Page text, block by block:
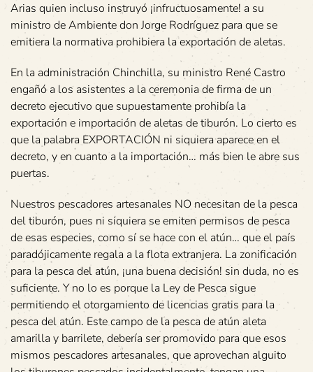
Arias quien incluso instruyó ¡infructuosamente! a su
ministro de Ambiente don Jorge Rodríguez para que se
emitiera la normativa prohibiera la exportación de aletas.
En la administración Chinchilla, su ministro René Castro
engañó a los asistentes a la ceremonia de firma de un
decreto ejecutivo que supuestamente prohibía la
exportación e importación de aletas de tiburón. Lo cierto es
que la palabra EXPORTACIÓN ni siquiera aparece en el
decreto, y en cuanto a la importación… más bien le abre sus
puertas.
Nuestros pescadores artesanales NO necesitan de la pesca
del tiburón, pues ni siquiera se emiten permisos de pesca
de esas especies, como sí se hace con el atún… que el país
paradójicamente regala a la flota extranjera. La zonificación
para la pesca del atún, ¡una buena decisión! sin duda, no es
suficiente. Y no lo es porque la Ley de Pesca sigue
permitiendo el otorgamiento de licencias gratis para la
pesca del atún. Este campo de la pesca de atún aleta
amarilla y barrilete, debería ser promovido para que esos
mismos pescadores artesanales, que aprovechan alguito